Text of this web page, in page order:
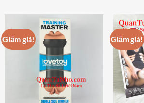
Giảm giá! Giảm giá!